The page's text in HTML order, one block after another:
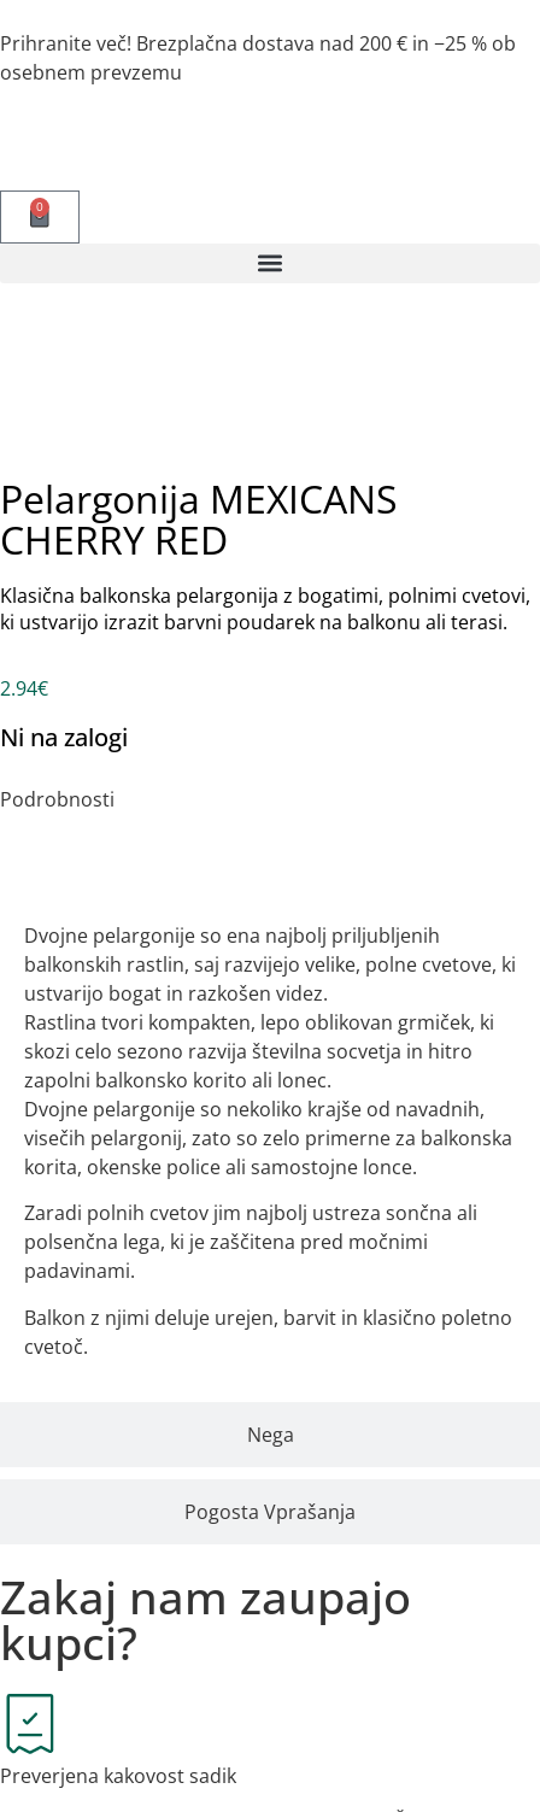
Prihranite več! Brezplačna dostava nad 200 € in −25 % ob
osebnem prevzemu
0
Pelargonija MEXICANS
CHERRY RED
Klasična balkonska pelargonija z bogatimi, polnimi cvetovi,
ki ustvarijo izrazit barvni poudarek na balkonu ali terasi.
2.94€
Ni na zalogi
Podrobnosti
Nega
Pogosta Vprašanja
Dvojne pelargonije so ena najbolj priljubljenih
balkonskih rastlin, saj razvijejo velike, polne cvetove, ki
ustvarijo bogat in razkošen videz.
Rastlina tvori kompakten, lepo oblikovan grmiček, ki
skozi celo sezono razvija številna socvetja in hitro
zapolni balkonsko korito ali lonec.
Dvojne pelargonije so nekoliko krajše od navadnih,
visečih pelargonij, zato so zelo primerne za balkonska
korita, okenske police ali samostojne lonce.
Zaradi polnih cvetov jim najbolj ustreza sončna ali
polsenčna lega, ki je zaščitena pred močnimi
padavinami.
Balkon z njimi deluje urejen, barvit in klasično poletno
cvetoč.
Zakaj nam zaupajo
kupci?
Preverjena kakovost sadik